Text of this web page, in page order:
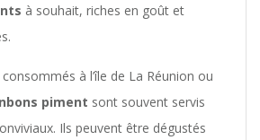
à souhait, riches en goût et
à l’île de La Réunion ou
piment sont souvent servis
Ils peuvent être dégustés